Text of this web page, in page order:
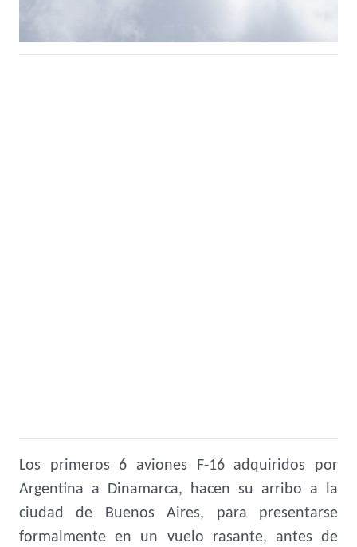
Los primeros 6 aviones F-16 adquiridos por
Argentina a Dinamarca, hacen su arribo a la
ciudad de Buenos Aires, para presentarse
formalmente en un vuelo rasante, antes de